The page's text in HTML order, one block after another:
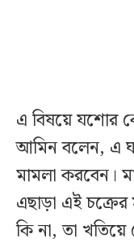
এ বিষয়ে যশোর
আমিন বলেন, এ
মামলা করবেন।
এছাড়া এই
কি না, তা খতিয়ে